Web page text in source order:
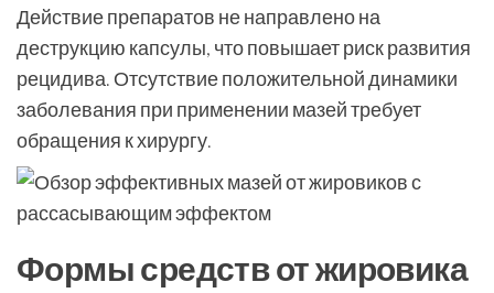
Действие препаратов не направлено на
деструкцию капсулы, что повышает риск развития
рецидива. Отсутствие положительной динамики
заболевания при применении мазей требует
обращения к хирургу.
Формы средств от жировика